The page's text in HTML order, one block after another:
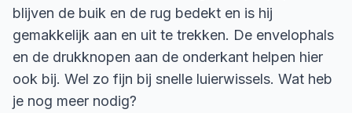
blijven de buik en de rug bedekt en is hij
gemakkelijk aan en uit te trekken. De envelophals
en de drukknopen aan de onderkant helpen hier
ook bij. Wel zo fijn bij snelle luierwissels. Wat heb
je nog meer nodig?